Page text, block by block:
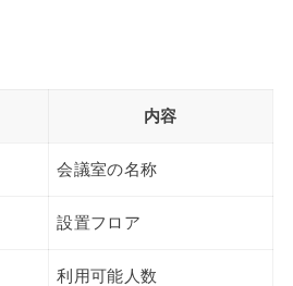
内容
会議室の名称
設置フロア
利用可能人数